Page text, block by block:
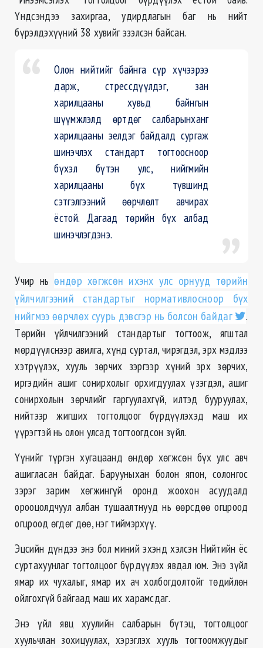
Үндсэндээ захиргаа, удирдлагын баг нь нийт
бүрэлдэхүүний 38 хувийг эзэлсэн байсан.
Олон нийтийг байнга сүр хүчээрээ
дарж, стрессдүүлдэг, зан
харилцааны хувьд байнгын
шүүмжлэлд өртдөг салбарынханг
харилцааны эелдэг байдалд сургаж
шинэчлэх стандарт тогтоосноор
бүхэл бүтэн улс, нийгмийн
харилцааны бүх түвшинд
сэтгэлгээний өөрчлөлт авчирах
ёстой. Дагаад төрийн бүх албад
шинэчлэгдэнэ.
Учир ньөндөр хөгжсөн ихэнх улс орнууд төрийн
үйлчилгээний стандартыг нормативлосноор бүх
нийгмээ өөрчлөх суурь дэвсгэр нь болсон байдаг
.
Төрийн үйлчилгээний стандартыг тогтоож, ягштал
мөрдүүлснээр авилга, хүнд суртал, чирэгдэл, эрх мэдлээ
хэтрүүлэх, хууль зөрчих зэргээр хүний эрх зөрчих,
иргэдийн ашиг сонирхолыг орхигдуулах үзэгдэл, ашиг
сонирхолын зөрчлийг гаргуулахгүй, илтэд бууруулах,
нийтээр жигших тогтолцоог бүрдүүлэхэд маш их
үүрэгтэй нь олон улсад тогтоогдсон зүйл.
Үүнийг түргэн хугацаанд өндөр хөгжсөн бүх улс авч
ашигласан байдаг. Барууныхан болон япон, солонгос
зэрэг зарим хөгжингүй оронд жоохон асуудалд
орооцолдчуул албан тушаалтнууд нь өөрсдөө огцроод
огцроод өгдөг дөө, нэг тиймэрхүү.
Эцсийн дүндээ энэ бол миний эхэнд хэлсэн Нийтийн ёс
суртахуунлаг тогтолцоог бүрдүүлэх явдал юм. Энэ зүйл
ямар их чухалыг, ямар их ач холбогдолтойг төдийлөн
ойлгохгүй байгаад маш их харамсдаг.
Энэ үйл явц хуулийн салбарын бүтэц, тогтолцоог
хуульчлан зохицуулах, хэрэглэх хууль тогтоомжуудыг